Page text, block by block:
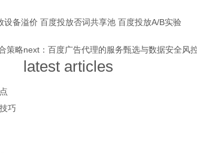
设备溢价 百度投放否词共享池 百度投放A/B实验
策略next： 百度广告代理的服务甄选与数据安全风
latest articles
巧